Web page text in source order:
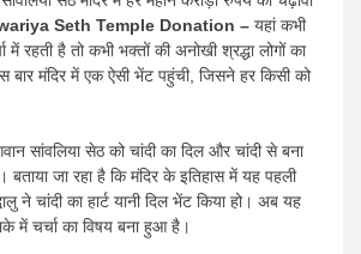
Seth Temple Donation – यहां कभी
में रहती है तो कभी भक्तों की अनोखी श्रद्धा लोगों का
बार मंदिर में एक ऐसी भेंट पहुंची, जिसने हर किसी को
सांवलिया सेठ को चांदी का दिल और चांदी से बना
बताया जा रहा है कि मंदिर के इतिहास में यह पहली
ने चांदी का हार्ट यानी दिल भेंट किया हो। अब यह
में चर्चा का विषय बना हुआ है।